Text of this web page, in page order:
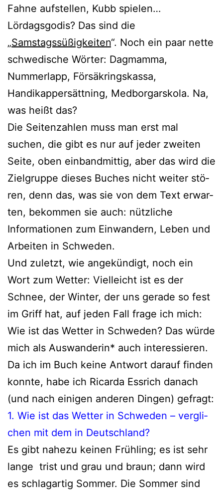
Fahne auf­stel­len, Kubb spie­len…
Lördagsgodis? Das sind die
„Samstagssüßigkeiten“. Noch ein paar net­te
schwe­di­sche Wörter: Dagmamma,
Nummerlapp, Försäkringskassa,
Handikappersättning, Medborgarskola. Na,
was heißt das?
Die Seitenzahlen muss man erst mal
suchen, die gibt es nur auf jeder zwei­ten
Seite, oben ein­band­mit­tig, aber das wird die
Zielgruppe die­ses Buches nicht wei­ter stö­
ren, denn das, was sie von dem Text erwar­
ten, bekom­men sie auch: nütz­li­che
Informationen zum Einwandern, Leben und
Arbeiten in Schweden.
Und zuletzt, wie ange­kün­digt, noch ein
Wort zum Wetter: Vielleicht ist es der
Schnee, der Winter, der uns gera­de so fest
im Griff hat, auf jeden Fall fra­ge ich mich:
Wie ist das Wetter in Schweden? Das wür­de
mich als Auswanderin* auch inter­es­sie­ren.
Da ich im Buch kei­ne Antwort dar­auf fin­den
konn­te, habe ich Ricarda Essrich danach
(und nach eini­gen ande­ren Dingen) gefragt:
1. Wie ist das Wetter in Schweden – ver­gli­
chen mit dem in Deutschland?
Es gibt nahe­zu kei­nen Frühling; es ist sehr
lan­ge trist und grau und braun; dann wird
es schlag­ar­tig Sommer. Die Sommer sind